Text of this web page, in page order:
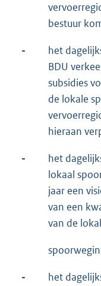
bestuur
-
het
BDU
subsidies
de lokale
hieraan
-
het
lokaal
jaar een
van een
van de
-
het